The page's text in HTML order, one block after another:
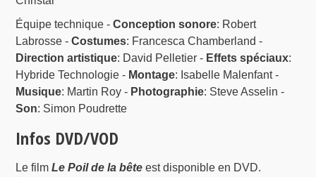
Équipe technique -Conception sonore: Robert
Labrosse -Costumes: Francesca Chamberland -
Direction artistique: David Pelletier - Effets spéciaux:
Hybride Technologie - Montage: Isabelle Malenfant -
Musique: Martin Roy - Photographie: Steve Asselin -
Son: Simon Poudrette
Infos DVD/VOD
Le filmLe Poil de la bête est disponible en DVD.